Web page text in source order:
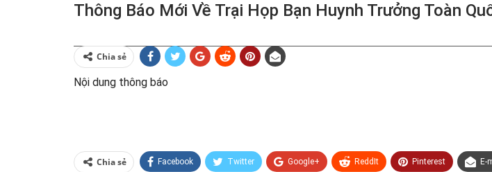
Thông Báo Mới Về Trại Họp Bạn Huynh Trưởng Toàn
Chia sẻ
Nội dung thông báo
Chia sẻ Facebook Twitter Google+ ReddIt Pinterest E-